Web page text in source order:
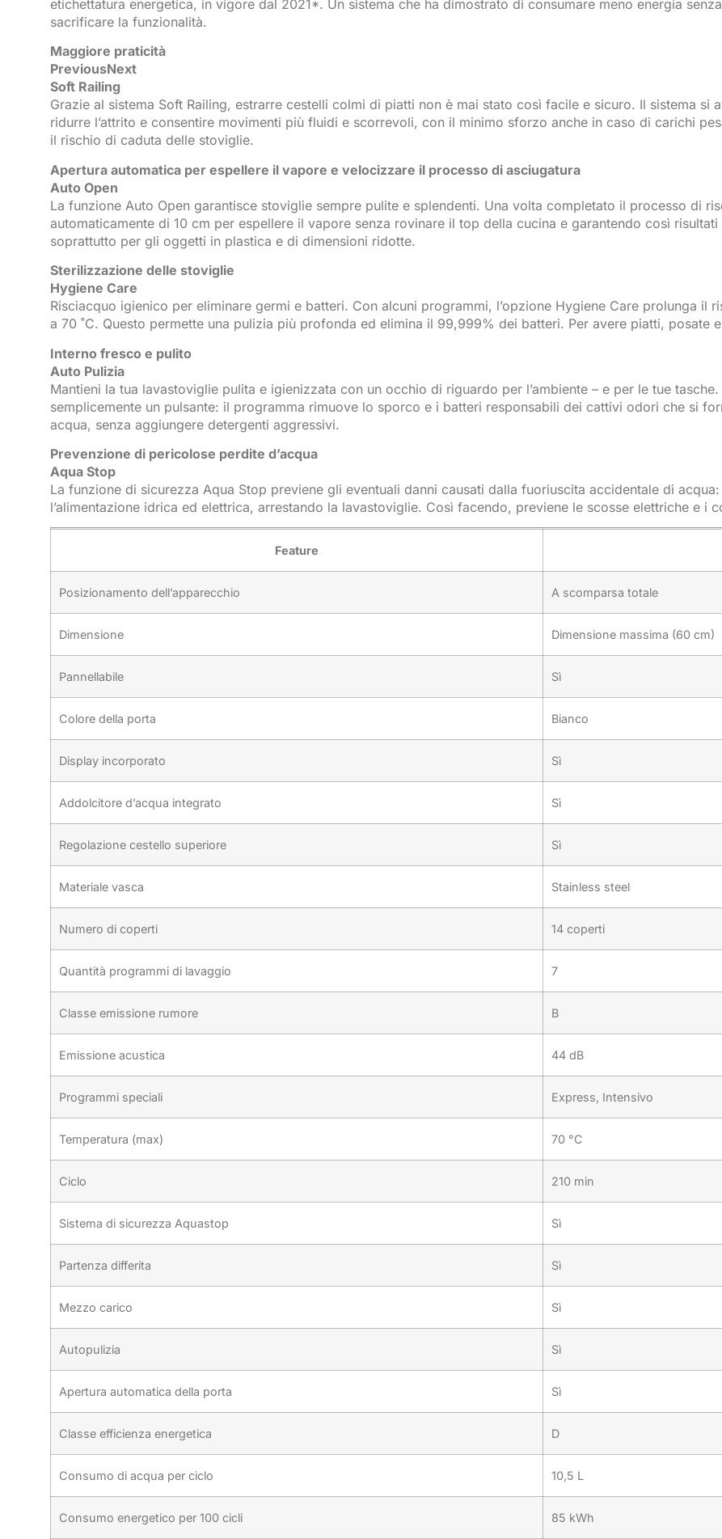
etichettatura energetica, in vigore dal 2021*. Un sistema che ha dimostrato di consumare meno energia
sacrificare la funzionalità.
Maggiore praticità
PreviousNext
Soft Railing
Grazie al sistema Soft Railing, estrarre cestelli colmi di piatti non è mai stato così facile e sicuro. Il sistema
ridurre l’attrito e consentire movimenti più fluidi e scorrevoli, con il minimo sforzo anche in caso di carichi
il rischio di caduta delle stoviglie.
Apertura automatica per espellere il vapore e velocizzare il processo di asciugatura
Auto Open
La funzione Auto Open garantisce stoviglie sempre pulite e splendenti. Una volta completato il processo di
automaticamente di 10 cm per espellere il vapore senza rovinare il top della cucina e garantendo così
soprattutto per gli oggetti in plastica e di dimensioni ridotte.
Sterilizzazione delle stoviglie
Hygiene Care
Risciacquo igienico per eliminare germi e batteri. Con alcuni programmi, l’opzione Hygiene Care prolunga il
a 70 ˚C. Questo permette una pulizia più profonda ed elimina il 99,999% dei batteri. Per avere piatti, posate
Interno fresco e pulito
Auto Pulizia
Mantieni la tua lavastoviglie pulita e igienizzata con un occhio di riguardo per l’ambiente – e per le tue
semplicemente un pulsante: il programma rimuove lo sporco e i batteri responsabili dei cattivi odori che si
acqua, senza aggiungere detergenti aggressivi.
Prevenzione di pericolose perdite d’acqua
Aqua Stop
La funzione di sicurezza Aqua Stop previene gli eventuali danni causati dalla fuoriuscita accidentale di
l’alimentazione idrica ed elettrica, arrestando la lavastoviglie. Così facendo, previene le scosse elettriche e i
Feature
Posizionamento dell’apparecchio A scomparsa totale
Dimensione Dimensione massima (60 cm)
Pannellabile Sì
Colore della porta Bianco
Display incorporato Sì
Addolcitore d’acqua integrato Sì
Regolazione cestello superiore Sì
Materiale vasca Stainless steel
Numero di coperti 14 coperti
Quantità programmi di lavaggio 7
Classe emissione rumore B
Emissione acustica 44 dB
Programmi speciali Express, Intensivo
Temperatura (max) 70 °C
Ciclo 210 min
Sistema di sicurezza Aquastop Sì
Partenza differita Sì
Mezzo carico Sì
Autopulizia Sì
Apertura automatica della porta Sì
Classe efficienza energetica D
Consumo di acqua per ciclo 10,5 L
Consumo energetico per 100 cicli 85 kWh